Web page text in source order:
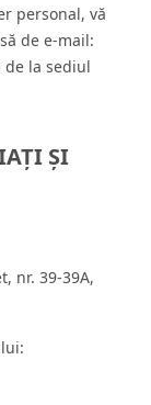
personal, vă
de e-mail:
de la sediul
ȘI
nr. 39-39A,